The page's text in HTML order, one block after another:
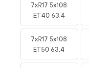
7xR17 5x108
ET40 63.4
7xR17 5x108
ET50 63.4